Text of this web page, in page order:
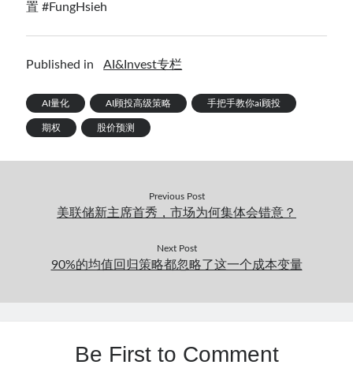
置 #FungHsieh
Published in AI&Invest专栏
AI量化 AI顾投高级策略 手把手教你ai顾投
期权 股价预测
Previous Post
美联储新主席首秀，市场为何集体会错意？
Next Post
90%的均值回归策略都忽略了这一个成本变量
Be First to Comment